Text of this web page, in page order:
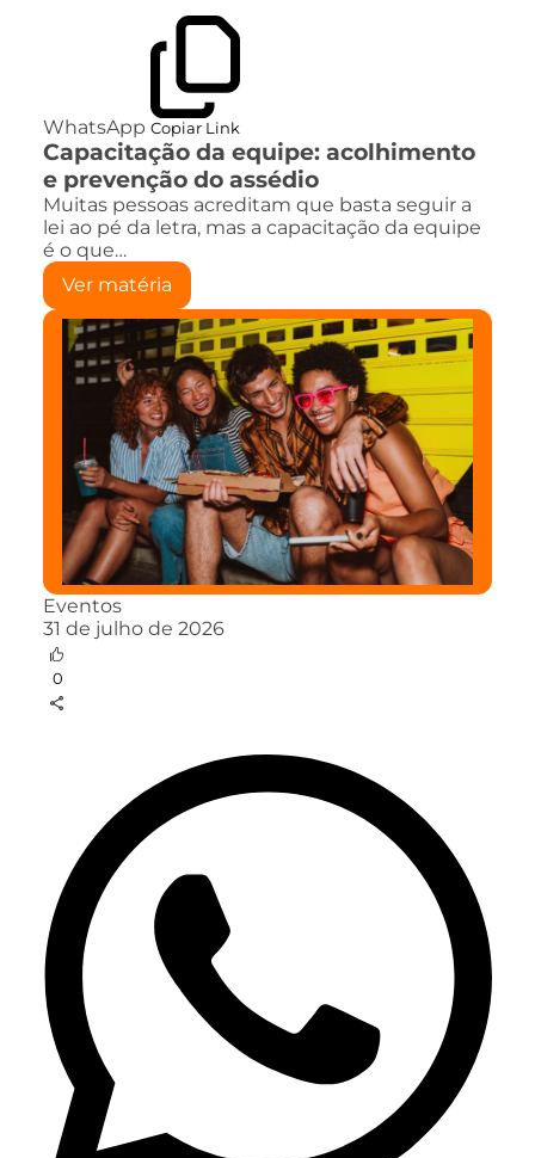
WhatsApp Copiar Link
Capacitação da equipe: acolhimento
e prevenção do assédio
Muitas pessoas acreditam que basta seguir a
lei ao pé da letra, mas a capacitação da equipe
é o que…
Ver matéria
Eventos
31 de julho de 2026
0